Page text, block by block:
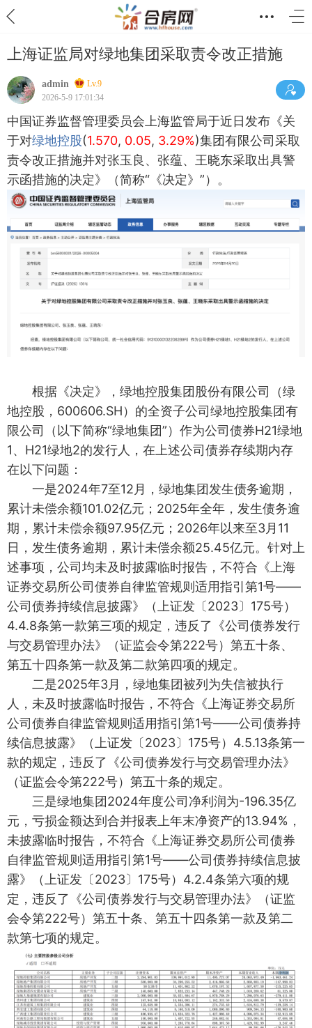
上海证监局对绿地集团采取责令改正措施
admin
Lv.9
2026-5-9 17:01:34
中国证券监督管理委员会上海监管局于近日发布《关
于对绿地控股(1.570, 0.05, 3.29%)集团有限公司采取
责令改正措施并对张玉良、张蕴、王晓东采取出具警
示函措施的决定》（简称“《决定》”）。
根据《决定》，绿地控股集团股份有限公司（绿
地控股，600606.SH）的全资子公司绿地控股集团有
限公司（以下简称“绿地集团”）作为公司债券H21绿地
1、H21绿地2的发行人，在上述公司债券存续期内存
在以下问题：
一是2024年7至12月，绿地集团发生债务逾期，
累计未偿余额101.02亿元；2025年全年，发生债务逾
期，累计未偿余额97.95亿元；2026年以来至3月11
日，发生债务逾期，累计未偿余额25.45亿元。针对上
述事项，公司均未及时披露临时报告，不符合《上海
证券交易所公司债券自律监管规则适用指引第1号——
公司债券持续信息披露》（上证发〔2023〕175号）
4.4.8条第一款第三项的规定，违反了《公司债券发行
与交易管理办法》（证监会令第222号）第五十条、
第五十四条第一款及第二款第四项的规定。
二是2025年3月，绿地集团被列为失信被执行
人，未及时披露临时报告，不符合《上海证券交易所
公司债券自律监管规则适用指引第1号——公司债券持
续信息披露》（上证发〔2023〕175号）4.5.13条第一
款的规定，违反了《公司债券发行与交易管理办法》
（证监会令第222号）第五十条的规定。
三是绿地集团2024年度公司净利润为-196.35亿
元，亏损金额达到合并报表上年末净资产的13.94%，
未披露临时报告，不符合《上海证券交易所公司债券
自律监管规则适用指引第1号——公司债券持续信息披
露》（上证发〔2023〕175号）4.2.4条第六项的规
定，违反了《公司债券发行与交易管理办法》（证监
会令第222号）第五十条、第五十四条第一款及第二
款第七项的规定。